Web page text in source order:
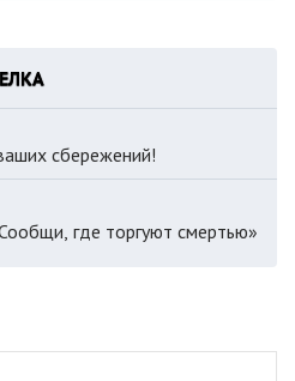
сбережений!
где торгуют смертью»